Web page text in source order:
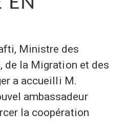
Ministre des
de la Migration et des
a accueilli M.
ambassadeur
la coopération